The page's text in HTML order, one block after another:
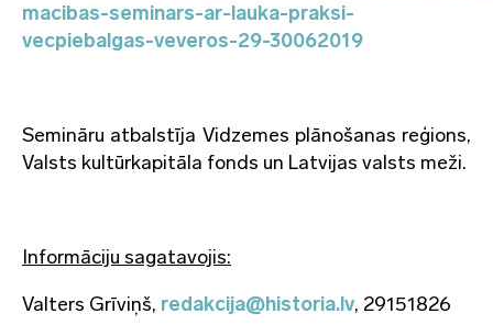
macibas-seminars-ar-lauka-praksi-
vecpiebalgas-veveros-29-30062019
Semināru atbalstīja Vidzemes plānošanas reģions,
Valsts kultūrkapitāla fonds un Latvijas valsts meži.
Informāciju sagatavojis:
Valters Grīviņš, redakcija@historia.lv, 29151826